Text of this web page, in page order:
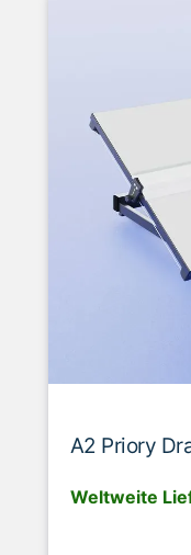
A2 Priory
Weltweite